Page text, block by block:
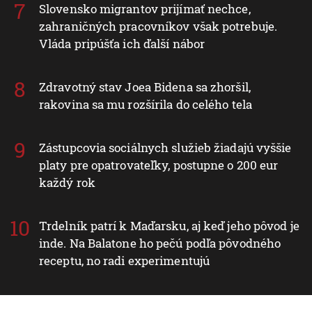
Slovensko migrantov prijímať nechce,
zahraničných pracovníkov však potrebuje.
Vláda pripúšťa ich ďalší nábor
Zdravotný stav Joea Bidena sa zhoršil,
rakovina sa mu rozšírila do celého tela
Zástupcovia sociálnych služieb žiadajú vyššie
platy pre opatrovateľky, postupne o 200 eur
každý rok
Trdelník patrí k Maďarsku, aj keď jeho pôvod je
inde. Na Balatone ho pečú podľa pôvodného
receptu, no radi experimentujú